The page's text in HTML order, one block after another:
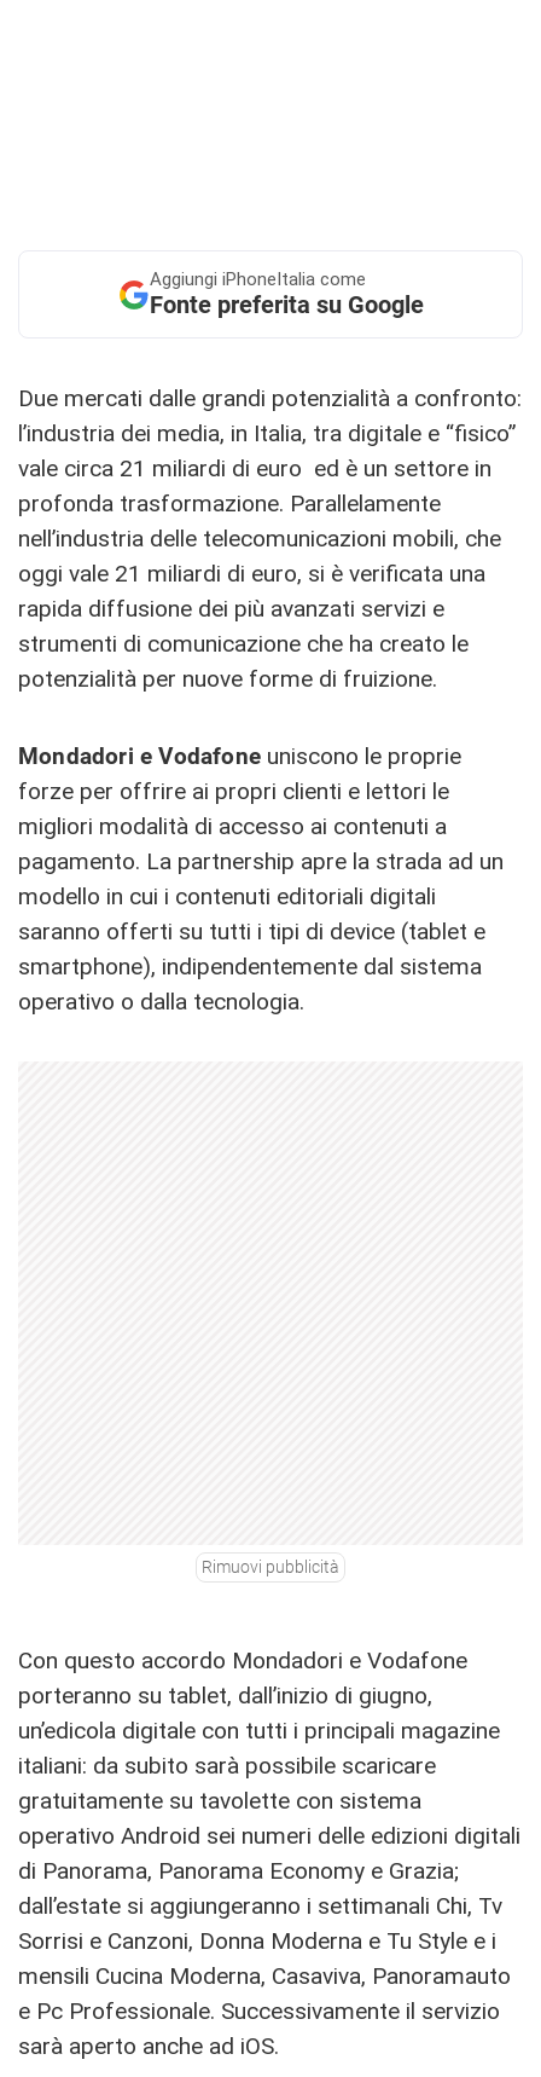
Aggiungi iPhoneItalia come
Fonte preferita su Google
Due mercati dalle grandi potenzialità a confronto:
l’industria dei media, in Italia, tra digitale e “fisico”
vale circa 21 miliardi di euro ed è un settore in
profonda trasformazione. Parallelamente
nell’industria delle telecomunicazioni mobili, che
oggi vale 21 miliardi di euro, si è verificata una
rapida diffusione dei più avanzati servizi e
strumenti di comunicazione che ha creato le
potenzialità per nuove forme di fruizione.
Mondadori e Vodafone uniscono le proprie
forze per offrire ai propri clienti e lettori le
migliori modalità di accesso ai contenuti a
pagamento. La partnership apre la strada ad un
modello in cui i contenuti editoriali digitali
saranno offerti su tutti i tipi di device (tablet e
smartphone), indipendentemente dal sistema
operativo o dalla tecnologia.
Rimuovi pubblicità
Con questo accordo Mondadori e Vodafone
porteranno su tablet, dall’inizio di giugno,
un’edicola digitale con tutti i principali magazine
italiani: da subito sarà possibile scaricare
gratuitamente su tavolette con sistema
operativo Android sei numeri delle edizioni digitali
di Panorama, Panorama Economy e Grazia;
dall’estate si aggiungeranno i settimanali Chi, Tv
Sorrisi e Canzoni, Donna Moderna e Tu Style e i
mensili Cucina Moderna, Casaviva, Panoramauto
e Pc Professionale. Successivamente il servizio
sarà aperto anche ad iOS.